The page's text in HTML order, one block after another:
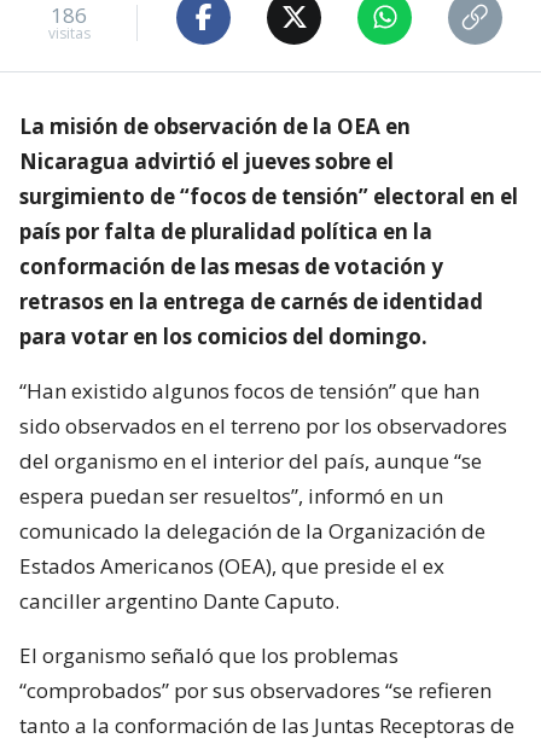
186
visitas
La misión de observación de la OEA en
Nicaragua advirtió el jueves sobre el
surgimiento de “focos de tensión” electoral en el
país por falta de pluralidad política en la
conformación de las mesas de votación y
retrasos en la entrega de carnés de identidad
para votar en los comicios del domingo.
“Han existido algunos focos de tensión” que han
sido observados en el terreno por los observadores
del organismo en el interior del país, aunque “se
espera puedan ser resueltos”, informó en un
comunicado la delegación de la Organización de
Estados Americanos (OEA), que preside el ex
canciller argentino Dante Caputo.
El organismo señaló que los problemas
“comprobados” por sus observadores “se refieren
tanto a la conformación de las Juntas Receptoras de